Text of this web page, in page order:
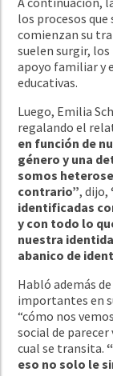
los procesos que
comienzan su
suelen surgir,
apoyo familiar y
educativas.
Luego, Emilia
regalando el
en función de
género y una
somos
contrario”, dijo,
identificadas
y con todo lo
nuestra
abanico de
Habló además
importantes en
“cómo nos
social de
cual se transita.
eso no solo le